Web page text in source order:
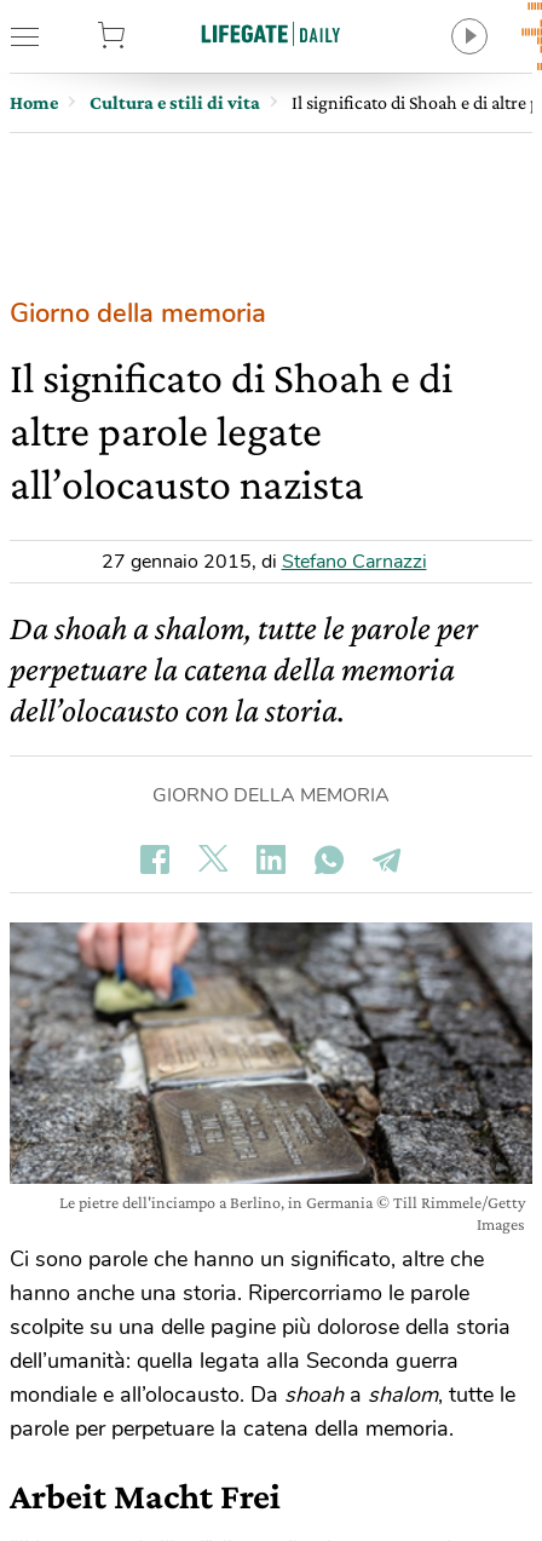
Home Cultura e stili di vita Il significato di Shoah e di altre
Giorno della memoria
Il significato di Shoah e di
altre parole legate
all’olocausto nazista
27 gennaio 2015, di Stefano Carnazzi
Da shoah a shalom, tutte le parole per
perpetuare la catena della memoria
dell’olocausto con la storia.
GIORNO DELLA MEMORIA
Le pietre dell'inciampo a Berlino, in Germania © Till Rimmele/Getty
Images
Ci sono parole che hanno un significato, altre che
hanno anche una storia. Ripercorriamo le parole
scolpite su una delle pagine più dolorose della storia
dell’umanità: quella legata alla Seconda guerra
mondiale e all’olocausto. Da shoaha shalom, tutte le
parole per perpetuare la catena della memoria.
Arbeit Macht Frei